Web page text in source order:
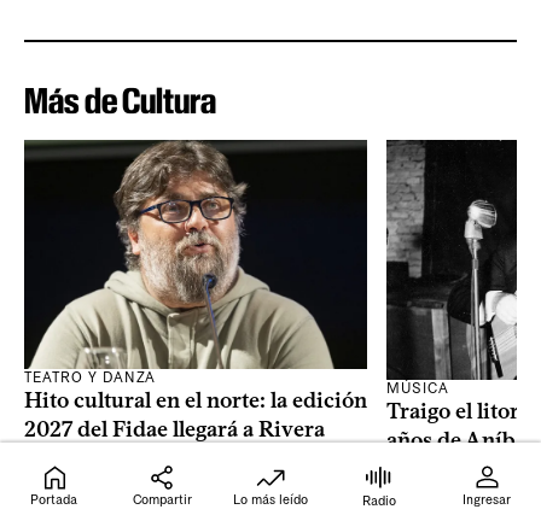
Más de Cultura
TEATRO Y DANZA
Hito cultural en el norte: la edición
2027 del Fidae llegará a Rivera
MÚSICA
Traigo el litoral
años de Aníbal
Portada Compartir Lo más leído Radio Ingresar